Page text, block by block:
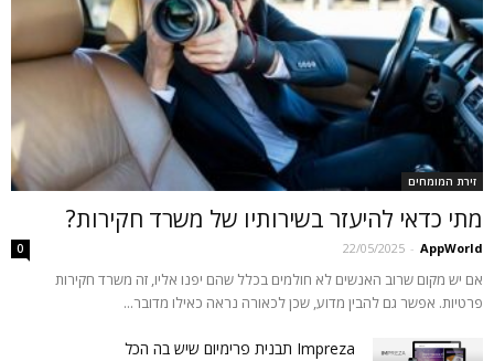
זירת המומחים
מתי כדאי להיעזר בשירותיו של משרד חקירות?
AppWorld
-
22/05/2025
0
אם יש מקום שרוב האנשים לא חולמים בכלל שהם יפנו אליו, זה משרד חקירות
פרטיות. אפשר גם להבין מדוע, שכן לכאורה נראה כאילו מדובר...
Impreza תבנית פרימיום שיש בה הכל